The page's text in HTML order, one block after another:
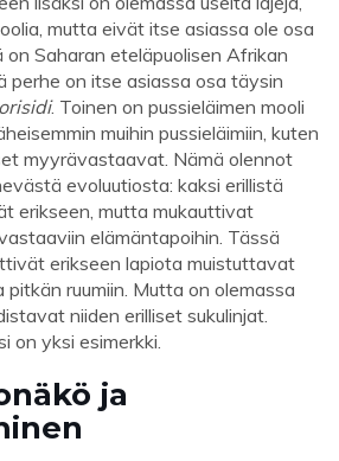
mutta eivät itse asiassa ole osa
on Saharan eteläpuolisen Afrikan
perhe on itse asiassa osa täysin
. Toinen on pussieläimen mooli
muihin pussieläimiin, kuten
myyrävastaavat. Nämä olennot
evoluutiosta: kaksi erillistä
erikseen, mutta mukauttivat
elämäntapoihin. Tässä
erikseen lapiota muistuttavat
pitkän ruumiin. Mutta on olemassa
niiden erilliset sukulinjat.
on yksi esimerkki.
ja